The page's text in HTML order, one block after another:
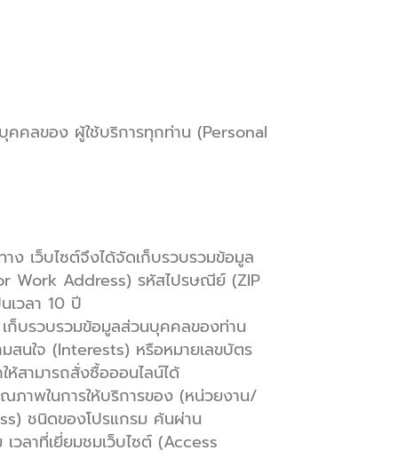
คลของ ผู้ใช้บริการทุกท่าน (Personal
าง เว็บไซต์จึงได้จัดเก็บรวบรวมข้อมูล
Work Address) รหัสไปรษณีย์ (ZIP
เวลา 10 ปี
ก็บรวบรวมข้อมูลส่วนบุคคลของท่าน
นใจ (Interests) หรือหมายเลขบัตร
สามารถสั่งซื้อออนไลน์ได้
ภาพในการให้บริการของ (หน่วยงาน/
ชนิดของโปรแกรม ค้นผ่าน
ลาที่เยี่ยมชมเว็บไซต์ (Access